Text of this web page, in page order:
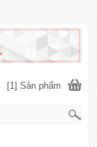
[1] Sản phẩm